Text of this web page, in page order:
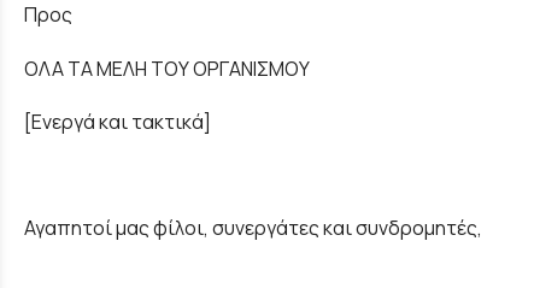
Προς
ΟΛΑ ΤΑ ΜΕΛΗ ΤΟΥ ΟΡΓΑΝΙΣΜΟΥ
[Ενεργά και τακτικά]
Αγαπητοί μας φίλοι, συνεργάτες και συνδρομητές,